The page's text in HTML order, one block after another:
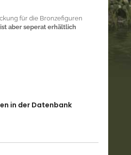
für die Bronzefiguren
aber seperat erhältlich
in der Datenbank